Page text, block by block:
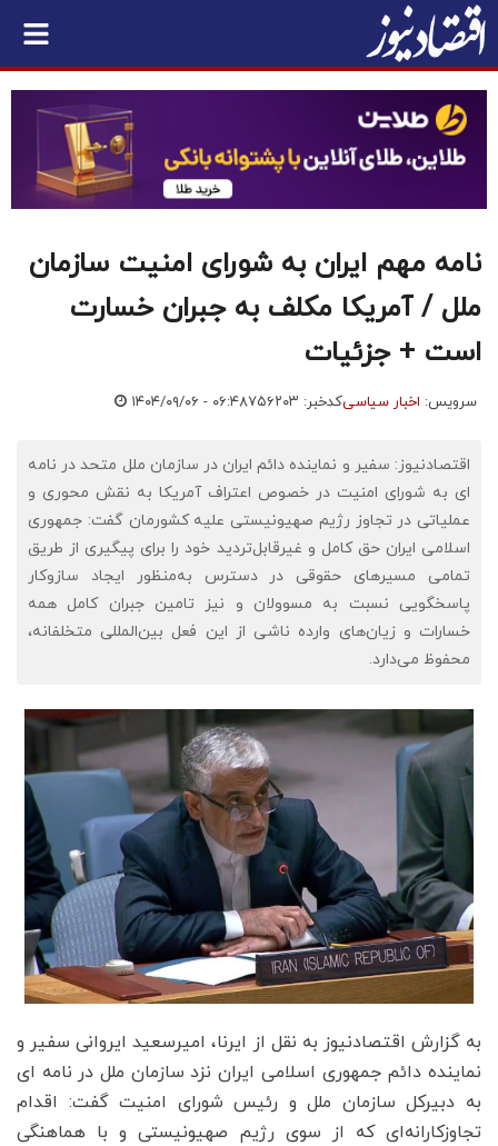
نامه مهم ایران به شورای امنیت سازمان
ملل / آمریکا مکلف به جبران خسارت
است + جزئیات
سرویس: اخبار سیاسیکدخبر: ۷۵۶۲۰۳ ۱۴۰۴/۰۹/۰۶ - ۰۶:۴۸
اقتصادنیوز: سفیر و نماینده دائم ایران در سازمان ملل متحد در نامه
ای به شورای امنیت در خصوص اعتراف آمریکا به نقش محوری و
عملیاتی در تجاوز رژیم صهیونیستی علیه کشورمان گفت: جمهوری
اسلامی ایران حق کامل و غیرقابل‌تردید خود را برای پیگیری از طریق
تمامی مسیرهای حقوقی در دسترس به‌منظور ایجاد سازوکار
پاسخگویی نسبت به مسوولان و نیز تامین جبران کامل همه
خسارات و زیان‌های وارده ناشی از این فعل بین‌المللی متخلفانه،
محفوظ می‌دارد.
به گزارش اقتصادنیوز به نقل از ایرنا، امیرسعید ایروانی سفیر و
نماینده دائم جمهوری اسلامی ایران نزد سازمان ملل در نامه ای
به دبیرکل سازمان ملل و رئیس شورای امنیت گفت: اقدام
تجاوزکارانه‌ای که از سوی رژیم صهیونیستی و با هماهنگی